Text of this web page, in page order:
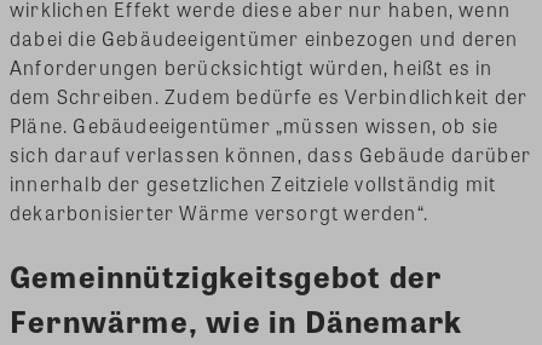
wirklichen Effekt werde diese aber nur haben, wenn
dabei die Gebäudeeigentümer einbezogen und deren
Anforderungen berücksichtigt würden, heißt es in
dem Schreiben. Zudem bedürfe es Verbindlichkeit der
Pläne. Gebäudeeigentümer „müssen wissen, ob sie
sich darauf verlassen können, dass Gebäude darüber
innerhalb der gesetzlichen Zeitziele vollständig mit
dekarbonisierter Wärme versorgt werden“.
Gemeinnützigkeitsgebot der
Fernwärme, wie in Dänemark